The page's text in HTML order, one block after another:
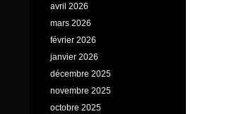
avril 2026
mars 2026
février 2026
janvier 2026
décembre 2025
novembre 2025
octobre 2025